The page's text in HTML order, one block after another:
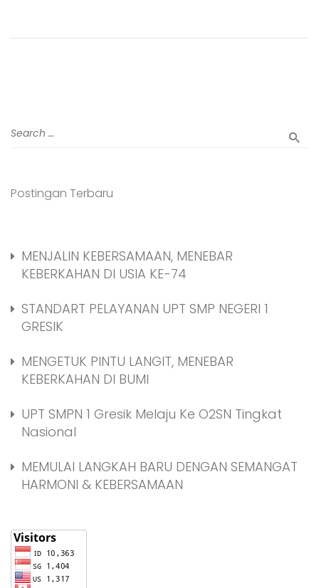
Postingan Terbaru
MENJALIN KEBERSAMAAN, MENEBAR
KEBERKAHAN DI USIA KE-74
STANDART PELAYANAN UPT SMP NEGERI 1
GRESIK
MENGETUK PINTU LANGIT, MENEBAR
KEBERKAHAN DI BUMI
UPT SMPN 1 Gresik Melaju Ke O2SN Tingkat
Nasional
MEMULAI LANGKAH BARU DENGAN SEMANGAT
HARMONI & KEBERSAMAAN